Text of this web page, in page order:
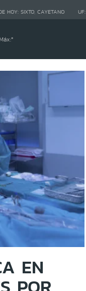
HOY: SIXTO, CAYETANO UF:
º
EN